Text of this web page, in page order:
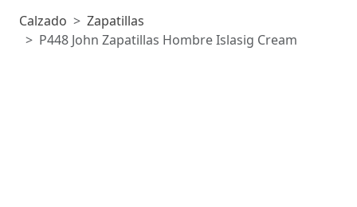
Calzado
Zapatillas
P448 John Zapatillas Hombre Islasig Cream